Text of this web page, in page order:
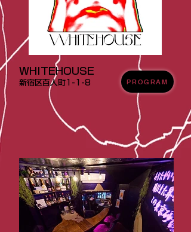
WHITEHOUSE
新宿区百人町1-1-8 PROGRAM